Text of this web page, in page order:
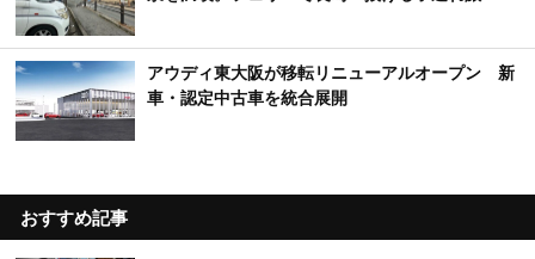
アウディ東大阪が移転リニューアルオープン 新
車・認定中古車を統合展開
おすすめ記事